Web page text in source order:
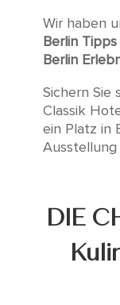
Wir haben
Berlin
Berlin
Sichern Sie
Classik
ein Platz in
Ausstellung
DIE